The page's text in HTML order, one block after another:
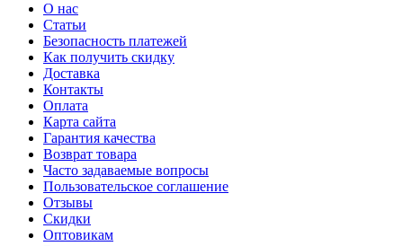
О нас
Статьи
Безопасность платежей
Как получить скидку
Доставка
Контакты
Оплата
Карта сайта
Гарантия качества
Возврат товара
Часто задаваемые вопросы
Пользовательское соглашение
Отзывы
Скидки
Оптовикам